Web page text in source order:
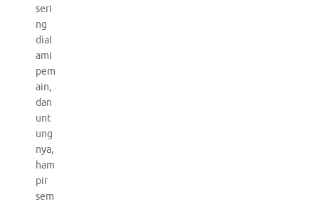
seri
ng
dial
ami
pem
ain,
dan
unt
ung
nya,
ham
pir
sem